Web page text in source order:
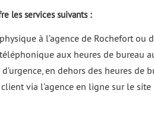
les services suivants :
à l’agence de Rochefort
aux heures de bureau
en dehors des heures
via l’agence en ligne sur le